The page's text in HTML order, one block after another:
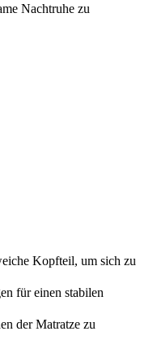
Nachtruhe zu
Kopfteil, um sich zu
für einen stabilen
der Matratze zu